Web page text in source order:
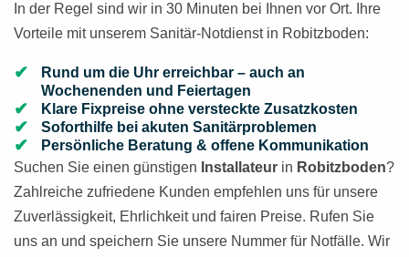
In der Regel sind wir in 30 Minuten bei Ihnen vor Ort. Ihre
Vorteile mit unserem Sanitär-Notdienst in Robitzboden:
Rund um die Uhr erreichbar – auch an
Wochenenden und Feiertagen
Klare Fixpreise ohne versteckte Zusatzkosten
Soforthilfe bei akuten Sanitärproblemen
Persönliche Beratung & offene Kommunikation
Suchen Sie einen günstigen Installateur in Robitzboden?
Zahlreiche zufriedene Kunden empfehlen uns für unsere
Zuverlässigkeit, Ehrlichkeit und fairen Preise. Rufen Sie
uns an und speichern Sie unsere Nummer für Notfälle. Wir